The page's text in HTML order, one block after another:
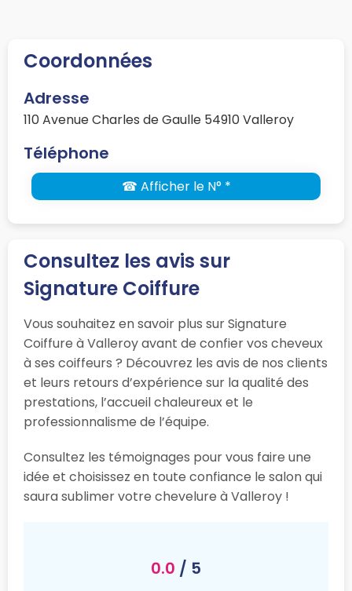
Coordonnées
Adresse
110 Avenue Charles de Gaulle 54910 Valleroy
Téléphone
☎ Afficher le N° *
Consultez les avis sur
Signature Coiffure
Vous souhaitez en savoir plus sur Signature
Coiffure à Valleroy avant de confier vos cheveux
à ses coiffeurs ? Découvrez les avis de nos clients
et leurs retours d’expérience sur la qualité des
prestations, l’accueil chaleureux et le
professionnalisme de l’équipe.
Consultez les témoignages pour vous faire une
idée et choisissez en toute confiance le salon qui
saura sublimer votre chevelure à Valleroy !
0.0 / 5